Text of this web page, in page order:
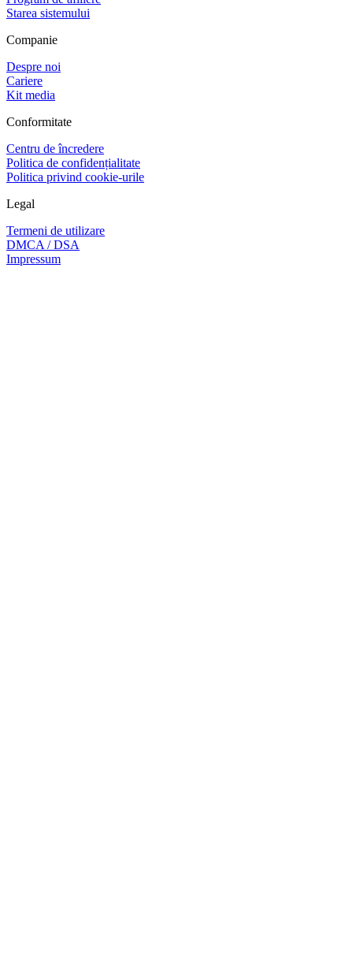
Starea sistemului
Companie
Despre noi
Cariere
Kit media
Conformitate
Centru de încredere
Politica de confidențialitate
Politica privind cookie-urile
Legal
Termeni de utilizare
DMCA / DSA
Impressum